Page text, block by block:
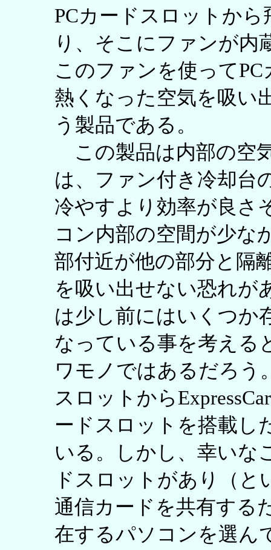
PCカードスロットか
り、そこにファンが内
このファンを使って
熱くなった空気を吸い
う製品である。
この製品は内部の空
は、ファン付き冷却台
冷やすより効率が良さ
コン内部の空間が少な
部付近が他の部分と隔
を吸い出せない恐れが
は少し前にはいくつか
なっている事を考える
ワモノではあるだろう
スロットから
ードスロットを搭載し
いる。しかし、幸いな
ドスロットがあり（
通信カードを共有する
在するパソコンを選ん